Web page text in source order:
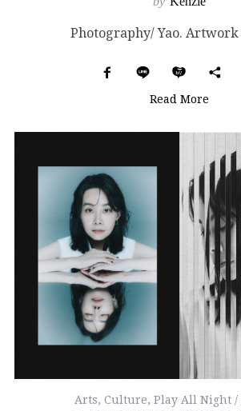
Read More
Arts,Culture,Play All Night /